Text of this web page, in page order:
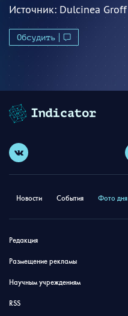
Источник:Dulcinea Groff
Обсудить
Новости События Фото дня
Редакция
Размещение рекламы
Научным учреждениям
RSS